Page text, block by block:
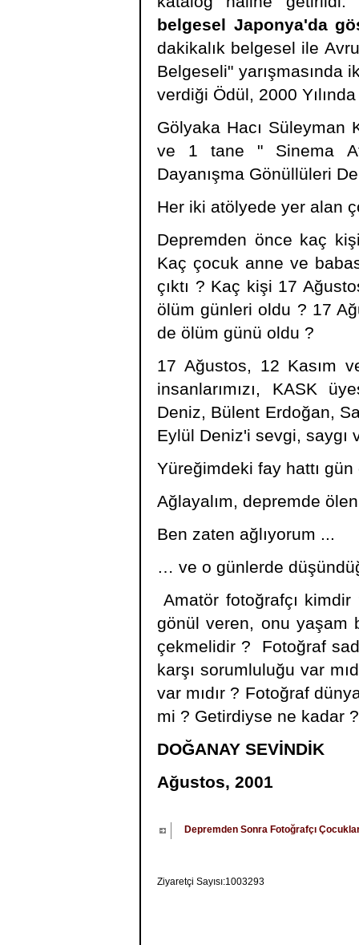
belgesel Japonya'da
dakikalık belgesel ile
Belgeseli" yarışmasında
verdiği Ödül, 2000
Gölyaka Hacı Süleyman
ve 1 tane " Sinema
Dayanışma Gönüllüleri
Her iki atölyede yer alan
Depremden önce kaç
Kaç çocuk anne ve
çıktı ? Kaç kişi 17
ölüm günleri oldu ? 17
de ölüm günü oldu ?
17 Ağustos, 12 Kasım
insanlarımızı, KASK
Deniz, Bülent Erdoğan,
Eylül Deniz'i sevgi, saygı
Yüreğimdeki fay hattı
Ağlayalım, depremde
Ben zaten ağlıyorum ...
… ve o günlerde
Amatör fotoğrafçı
gönül veren, onu yaşam
çekmelidir ? Fotoğraf
karşı sorumluluğu var
var mıdır ? Fotoğraf
mi ? Getirdiyse ne kadar ?
DOĞANAY SEVİNDİK
Ağustos, 2001
Depremden Sonra Fotoğrafçı
Ziyaretçi Sayısı:1003293